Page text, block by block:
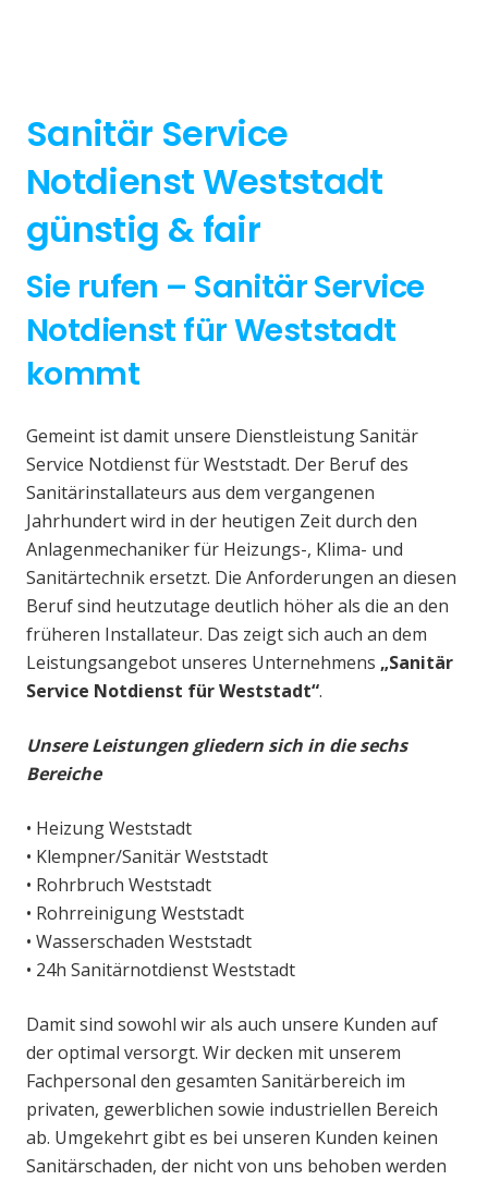
Sanitär Service
Notdienst Weststadt
günstig & fair
Sie rufen – Sanitär Service
Notdienst für Weststadt
kommt
Gemeint ist damit unsere Dienstleistung Sanitär
Service Notdienst für Weststadt. Der Beruf des
Sanitärinstallateurs aus dem vergangenen
Jahrhundert wird in der heutigen Zeit durch den
Anlagenmechaniker für Heizungs-, Klima- und
Sanitärtechnik ersetzt. Die Anforderungen an diesen
Beruf sind heutzutage deutlich höher als die an den
früheren Installateur. Das zeigt sich auch an dem
Leistungsangebot unseres Unternehmens „Sanitär
Service Notdienst für Weststadt“.
Unsere Leistungen gliedern sich in die sechs
Bereiche
• Heizung Weststadt
• Klempner/Sanitär Weststadt
• Rohrbruch Weststadt
• Rohrreinigung Weststadt
• Wasserschaden Weststadt
• 24h Sanitärnotdienst Weststadt
Damit sind sowohl wir als auch unsere Kunden auf
der optimal versorgt. Wir decken mit unserem
Fachpersonal den gesamten Sanitärbereich im
privaten, gewerblichen sowie industriellen Bereich
ab. Umgekehrt gibt es bei unseren Kunden keinen
Sanitärschaden, der nicht von uns behoben werden